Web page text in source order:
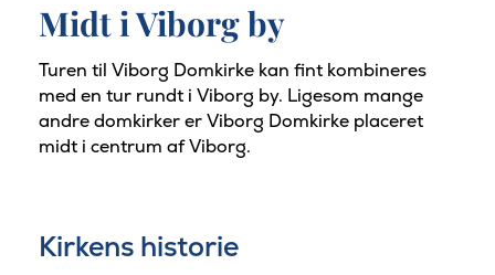
Midt i Viborg by
Turen til Viborg Domkirke kan fint kombineres
med en tur rundt i Viborg by. Ligesom mange
andre domkirker er Viborg Domkirke placeret
midt i centrum af Viborg.
Kirkens historie